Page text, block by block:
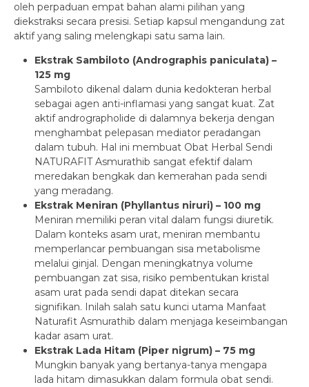
oleh perpaduan empat bahan alami pilihan yang
diekstraksi secara presisi. Setiap kapsul mengandung zat
aktif yang saling melengkapi satu sama lain.
Ekstrak Sambiloto (Andrographis paniculata) –
125 mg
Sambiloto dikenal dalam dunia kedokteran herbal
sebagai agen anti-inflamasi yang sangat kuat. Zat
aktif andrographolide di dalamnya bekerja dengan
menghambat pelepasan mediator peradangan
dalam tubuh. Hal ini membuat Obat Herbal Sendi
NATURAFIT Asmurathib sangat efektif dalam
meredakan bengkak dan kemerahan pada sendi
yang meradang.
Ekstrak Meniran (Phyllantus niruri) – 100 mg
Meniran memiliki peran vital dalam fungsi diuretik.
Dalam konteks asam urat, meniran membantu
memperlancar pembuangan sisa metabolisme
melalui ginjal. Dengan meningkatnya volume
pembuangan zat sisa, risiko pembentukan kristal
asam urat pada sendi dapat ditekan secara
signifikan. Inilah salah satu kunci utama Manfaat
Naturafit Asmurathib dalam menjaga keseimbangan
kadar asam urat.
Ekstrak Lada Hitam (Piper nigrum) – 75 mg
Mungkin banyak yang bertanya-tanya mengapa
lada hitam dimasukkan dalam formula obat sendi.